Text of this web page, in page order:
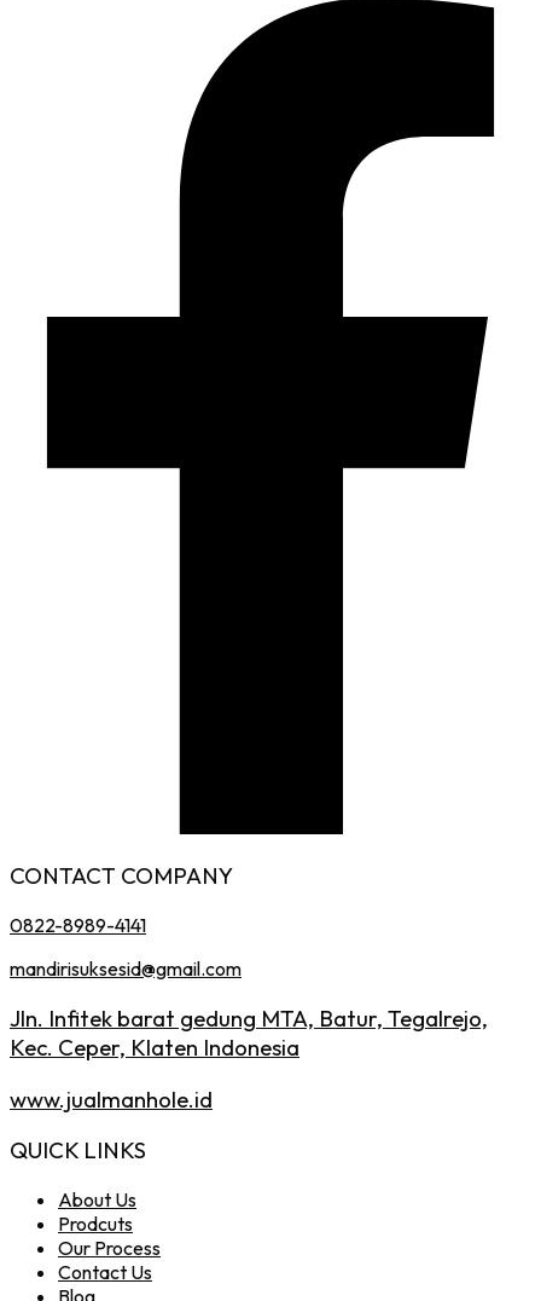
CONTACT COMPANY
0822-8989-4141
mandirisuksesid@gmail.com
Jln. Infitek barat gedung MTA, Batur, Tegalrejo,
Kec. Ceper, Klaten Indonesia
www.jualmanhole.id
QUICK LINKS
About Us
Prodcuts
Our Process
Contact Us
Blog